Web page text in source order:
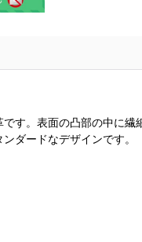
す。表面の凸部の中に
ダードなデザインです。